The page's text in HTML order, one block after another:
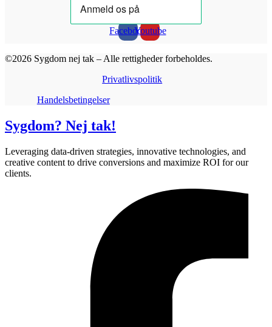
FacebookYoutube
©2026 Sygdom nej tak – Alle rettigheder forbeholdes.
Privatlivspolitik
Handelsbetingelser
Sygdom? Nej tak!
Leveraging data-driven strategies, innovative technologies, and
creative content to drive conversions and maximize ROI for our
clients.